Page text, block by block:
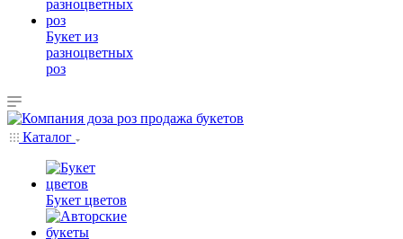
Букет из
разноцветных
роз
Каталог
Букет цветов